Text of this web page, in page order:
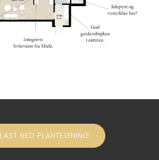
LAST NED PLANTEGNING